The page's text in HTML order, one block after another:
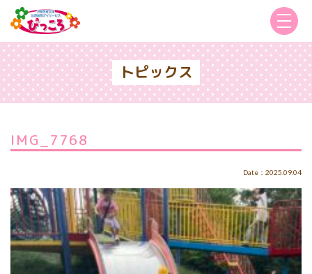
トピックス
IMG_7768
Date：2025.09.04